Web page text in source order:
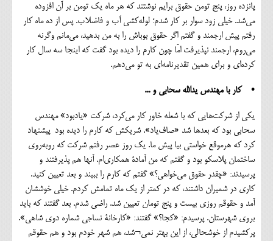
پانزده روز، پنج تومن حقوق برایم نوشتند که هر ماه یک تومن بر آن افزوده
می‌شد. خیلی زود سوار بر کار شدم؛ لوله‌کشی آب و فاضلاب. پس از ده ماه کار
رفتم پیش ارجمند و گفتم اگر حقوق بوباش را به من بدهید، می‌مانم وگرنه
می‌روم، ارجمند نپذیرفت امّا چون کارم را دیده بود گفت که اینجا سه سال کار
کرده‌ای و برای همین تقدیرنامه‌ای به تو می‌دهم.
• کار با مهندس یدالله سحابی و ...
یکی از شرکت‌هایی که با شعله‌ خاور کار می‌کرد، شرکت «یادبود» مهندس
سحابی بود که بعدها شد «صاف‌یاد». شریکش که کارم را دیده بود پیشنهاد
کرد که هرموقع خواستی بیا پیش ما. یک روز عصر رفتم شرکت که روبه‌روی
ساختمان پلاسکو بود و گفتم که من آمادة همکاری‌ام. آنها هم پذیرفتند و
پرسیدند: «چقدر حقوق می‌خواهی؟» گفتم که کارم را ببیند و بعد تعیین کنید.
کاری در شمیران داشتند، که در کمتر از یک ماه تمامش کردم. خیلی خوششان
آمد و حقوقم روزی بیست و پنج تومان تعیین شد. راضی شدم. بعد گفتند که باید
بروی شهرستان. پرسیدم: «کجا؟» گفتند: «کارخانة نساجی شماره دوی شاهی».
پرکشیدم از خوشحالی، از این بهتر نمی¬شد، هم شهر خودم بود و هم حقوقم